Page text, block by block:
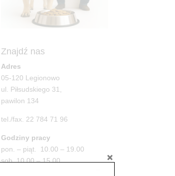
Znajdź nas
Adres
05-120 Legionowo
ul. Piłsudskiego 31,
pawilon 134
tel./fax. 22 784 71 96
Godziny pracy
pon. – piąt. 10.00 – 19.00
sob. 10.00 – 15.00